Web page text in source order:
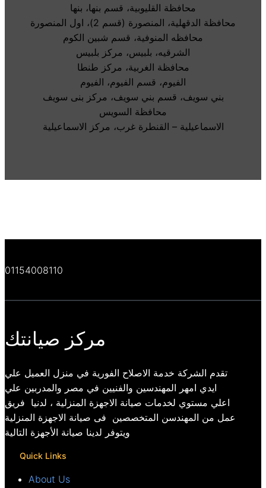
محافظة القليوبية، قسم بنها، بنها
محافظة الدقهلية، المنصورة (قسم 2)، اول المنصورة
محافظه المنوفية، قسم شبين الكوم
الشرقيه، بلبيس، مركز بلبيس
محافظة الغربية، مركز طنطا
الفيوم، قسم الفيوم، الفيوم
بني سويف، قسم بني سويف، مركز بنى سويف
محافظة السويس
الاسماعيلية – القنطرة غرب، مركز الاسماعيلية
01154008110
مركز صيانتك
تقدم الشركة خدمة الاصلاح الفورية في منزل العميل علي
ايدي امهر المهندسين والفنيين في مصر والمدربين علي
اعلي مستوي لخدمات صيانة الاجهزة المنزلية ، لدنيا فريق
عمل من المهندسن المتخصصين فى صيانة الاجهزة المنزلية
ويتوفر لدينا صيانة الأجهزة التالية
Quick Links
About Us